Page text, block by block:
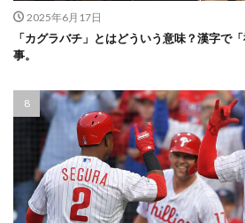
2025年6月17日
「カグラバチ」とはどういう意味？漢字で
事。